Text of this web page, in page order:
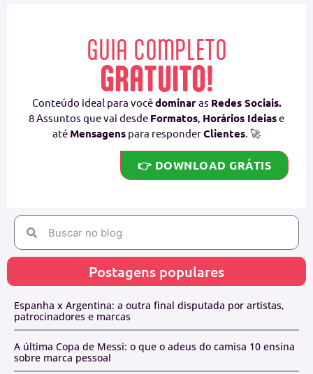
GUIA COMPLETO
GRATUITO!
Conteúdo ideal para vocêdominar as Redes Sociais.
8 Assuntos que vai desde Formatos, Horários Ideiase
até Mensagens para responderClientes. 🚀
👉 DOWNLOAD GRÁTIS
Postagens populares
Espanha x Argentina: a outra final disputada por artistas,
patrocinadores e marcas
A última Copa de Messi: o que o adeus do camisa 10 ensina
sobre marca pessoal